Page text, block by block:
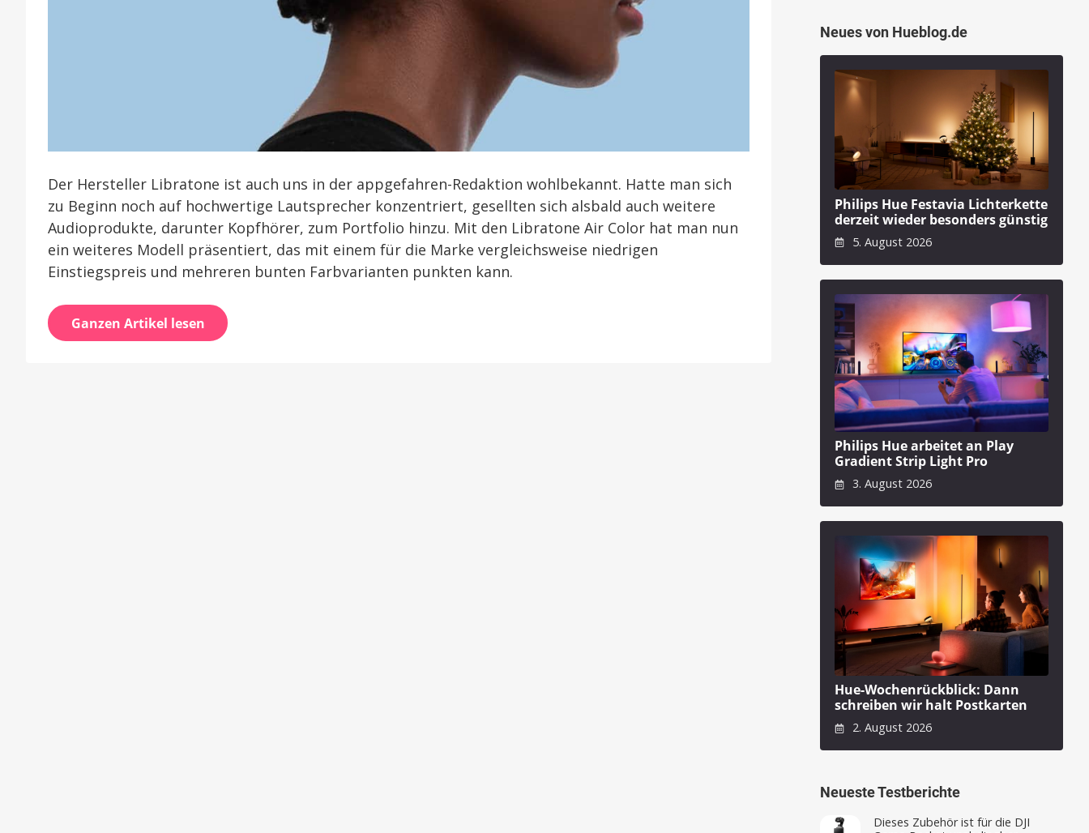
Der Hersteller Libratone ist auch uns in der appgefahren-Redaktion wohlbekannt. Hatte man sich
zu Beginn noch auf hochwertige Lautsprecher konzentriert, gesellten sich alsbald auch weitere
Audioprodukte, darunter Kopfhörer, zum Portfolio hinzu. Mit den Libratone Air Color hat man nun
ein weiteres Modell präsentiert, das mit einem für die Marke vergleichsweise niedrigen
Einstiegspreis und mehreren bunten Farbvarianten punkten kann.
Ganzen Artikel lesen
Neues von Hueblog.de
Philips Hue Festavia Lichterkette
derzeit wieder besonders günstig
5. August 2026
Philips Hue arbeitet an Play
Gradient Strip Light Pro
3. August 2026
Hue-Wochenrückblick: Dann
schreiben wir halt Postkarten
2. August 2026
Neueste Testberichte
Dieses Zubehör ist für die DJI